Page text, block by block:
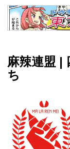
麻辣連盟 |
ち